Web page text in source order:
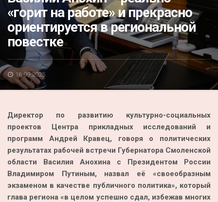
К 70-летию районного Дома культуры
Конкурс
Люди родного края
Национальные проекты
Память
Перепись — 2020
«горит на работе» и прекрасно
ориентируется в региональной
повестке
16.09.2025
Директор по развитию культурно-социальных
проектов Центра прикладных исследований и
программ Андрей Кравец, говоря о политических
результатах рабочей встречи Губернатора Смоленской
области Василия Анохина с Президентом России
Владимиром Путиным, назвал её «своеобразным
экзаменом в качестве публичного политика», который
глава региона «в целом успешно сдал, избежав многих